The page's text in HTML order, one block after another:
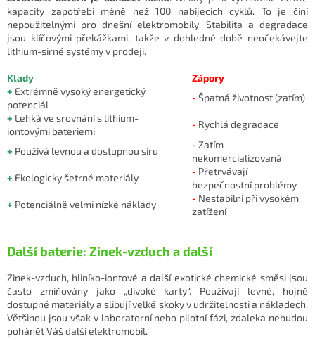
kapacity zapotřebí méně než 100 nabíjecích cyklů. To je činí
nepoužitelnými pro dnešní elektromobily. Stabilita a degradace
jsou klíčovými překážkami, takže v dohledné době neočekávejte
lithium-sirné systémy v prodeji.
Klady
Zápory
+ Extrémně vysoký energetický
potenciál
- Špatná životnost (zatím)
+ Lehká ve srovnání s lithium-
iontovými bateriemi
- Rychlá degradace
+ Používá levnou a dostupnou síru
- Zatím
nekomercializovaná
+ Ekologicky šetrné materiály
- Přetrvávají
bezpečnostní problémy
+ Potenciálně velmi nízké náklady
- Nestabilní při vysokém
zatížení
Další baterie: Zinek-vzduch a další
Zinek-vzduch, hliníko-iontové a další exotické chemické směsi jsou
často zmiňovány jako „divoké karty“. Používají levné, hojně
dostupné materiály a slibují velké skoky v udržitelnosti a nákladech.
Většinou jsou však v laboratorní nebo pilotní fázi, zdaleka nebudou
pohánět Váš další elektromobil.